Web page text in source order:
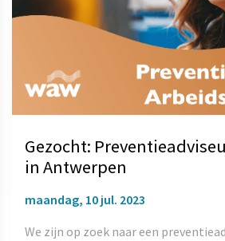
Gezocht:
in Antwerpen
maandag, 10 jul. 2023
We zijn op zoek naar een